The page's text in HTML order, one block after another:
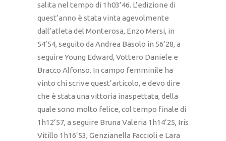
salita nel tempo di 1h03’46. L’edizione di
quest’anno è stata vinta agevolmente
dall’atleta del Monterosa, Enzo Mersi, in
54’54, seguito da Andrea Basolo in 56’28, a
seguire Young Edward, Vottero Daniele e
Bracco Alfonso. In campo femminile ha
vinto chi scrive quest’articolo, e devo dire
che è stata una vittoria inaspettata, della
quale sono molto felice, col tempo finale di
1h12’57, a seguire Bruna Valeria 1h14’25, Iris
Vitillo 1h16’53, Genzianella Faccioli e Lara